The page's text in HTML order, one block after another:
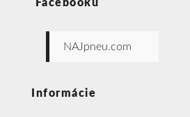
Facebooku
NAJpneu.com
Informácie